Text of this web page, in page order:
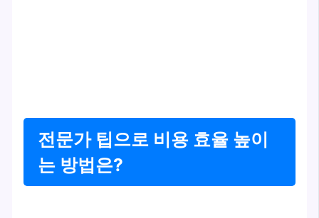
전문가 팁으로 비용 효율 높이
는 방법은?